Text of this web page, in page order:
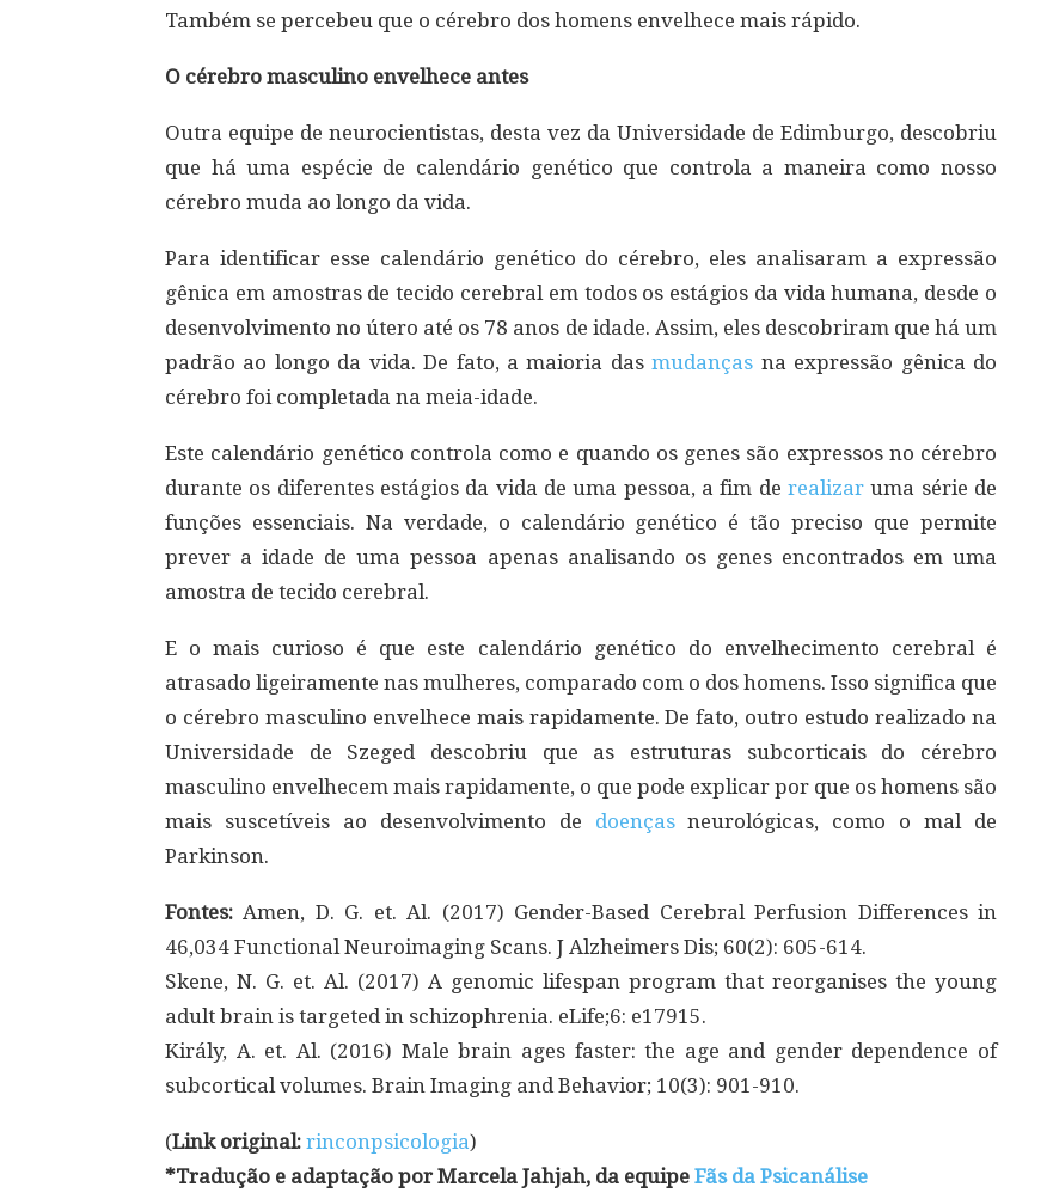
Também se percebeu que o cérebro dos homens envelhece mais rápido.
O cérebro masculino envelhece antes
Outra equipe de neurocientistas, desta vez da Universidade de Edimburgo, descobriu
que há uma espécie de calendário genético que controla a maneira como nosso
cérebro muda ao longo da vida.
Para identificar esse calendário genético do cérebro, eles analisaram a expressão
gênica em amostras de tecido cerebral em todos os estágios da vida humana, desde o
desenvolvimento no útero até os 78 anos de idade. Assim, eles descobriram que há um
padrão ao longo da vida. De fato, a maioria dasmudanças na expressão gênica do
cérebro foi completada na meia-idade.
Este calendário genético controla como e quando os genes são expressos no cérebro
durante os diferentes estágios da vida de uma pessoa, a fim de realizar uma série de
funções essenciais. Na verdade, o calendário genético é tão preciso que permite
prever a idade de uma pessoa apenas analisando os genes encontrados em uma
amostra de tecido cerebral.
E o mais curioso é que este calendário genético do envelhecimento cerebral é
atrasado ligeiramente nas mulheres, comparado com o dos homens. Isso significa que
o cérebro masculino envelhece mais rapidamente. De fato, outro estudo realizado na
Universidade de Szeged descobriu que as estruturas subcorticais do cérebro
masculino envelhecem mais rapidamente, o que pode explicar por que os homens são
mais suscetíveis ao desenvolvimento de doençasneurológicas, como o mal de
Parkinson.
Fontes: Amen, D. G. et. Al. (2017) Gender-Based Cerebral Perfusion Differences in
46,034 Functional Neuroimaging Scans. J Alzheimers Dis; 60(2): 605-614.
Skene, N. G. et. Al. (2017) A genomic lifespan program that reorganises the young
adult brain is targeted in schizophrenia. eLife;6: e17915.
Király, A. et. Al. (2016) Male brain ages faster: the age and gender dependence of
subcortical volumes. Brain Imaging and Behavior; 10(3): 901-910.
(Link original: rinconpsicologia)
*Tradução e adaptação por Marcela Jahjah, da equipe Fãs da Psicanálise